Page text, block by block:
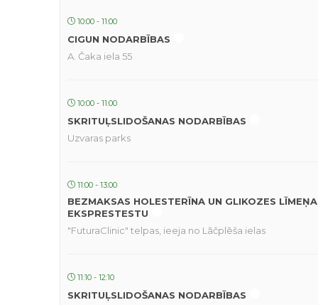
10:00 - 11:00
CIGUN NODARBĪBAS
A. Čaka iela 55
10:00 - 11:00
SKRITUĻSLIDOŠANAS NODARBĪBAS
Uzvaras parks
11:00 - 13:00
BEZMAKSAS HOLESTERĪNA UN GLIKOZES
EKSPRESTESTU
"FuturaClinic" telpas, ieeja no Lāčplēša ielas
11:10 - 12:10
SKRITUĻSLIDOŠANAS NODARBĪBAS